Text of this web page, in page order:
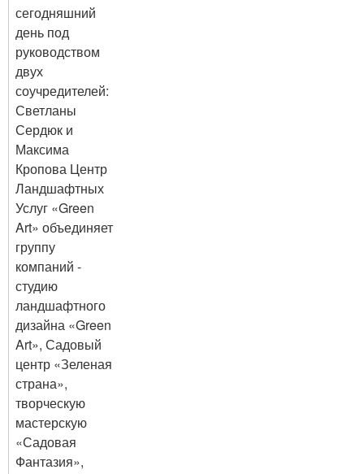
сегодняшний
день под
руководством
двух
соучредителей:
Светланы
Сердюк и
Максима
Кропова Центр
Ландшафтных
Услуг «Green
Art» объединяет
группу
компаний -
студию
ландшафтного
дизайна «Green
Art», Садовый
центр «Зеленая
страна»,
творческую
мастерскую
«Садовая
Фантазия»,